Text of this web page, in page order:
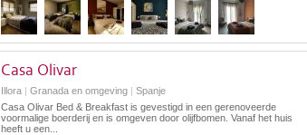
Casa Olivar
Illora | Granada en omgeving | Spanje
Casa Olivar Bed & Breakfast is gevestigd in een gerenoveerde
voormalige boerderij en is omgeven door olijfbomen. Vanaf het huis
heeft u een...